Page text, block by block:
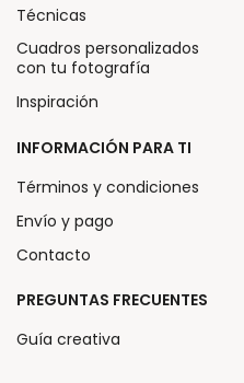
Técnicas
Cuadros personalizados
con tu fotografía
Inspiración
INFORMACIÓN PARA TI
Términos y condiciones
Envío y pago
Contacto
PREGUNTAS FRECUENTES
Guía creativa